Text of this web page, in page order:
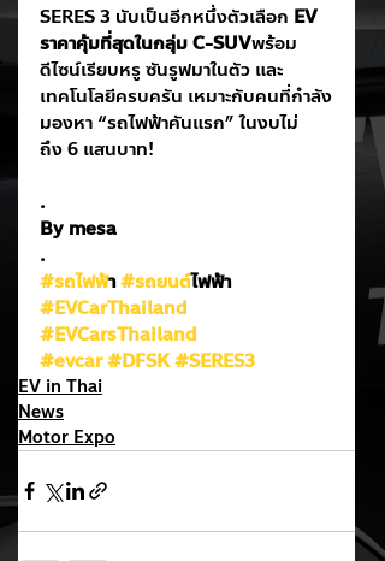
SERES 3 นับเป็นอีกหนึ่งตัวเลือก EV
ราคาคุ้มที่สุดในกลุ่ม C-SUVพร้อม
ดีไซน์เรียบหรู ซันรูฟมาในตัว และ
เทคโนโลยีครบครัน เหมาะกับคนที่กำลัง
มองหา “รถไฟฟ้าคันแรก” ในงบไม่
ถึง 6 แสนบาท!
.
By mesa
.
#รถไฟฟ้า #รถยนต์ไฟฟ้า
#EVCarThailand
#EVCarsThailand
#evcar#DFSK#SERES3
EV in Thai
News
Motor Expo